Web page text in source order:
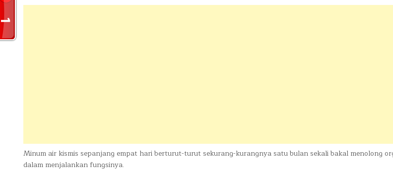
Minum air kismis sepanjang empat hari berturut-turut sekurang-kurangnya satu bulan sekali bakal menolong
dalam menjalankan fungsinya.